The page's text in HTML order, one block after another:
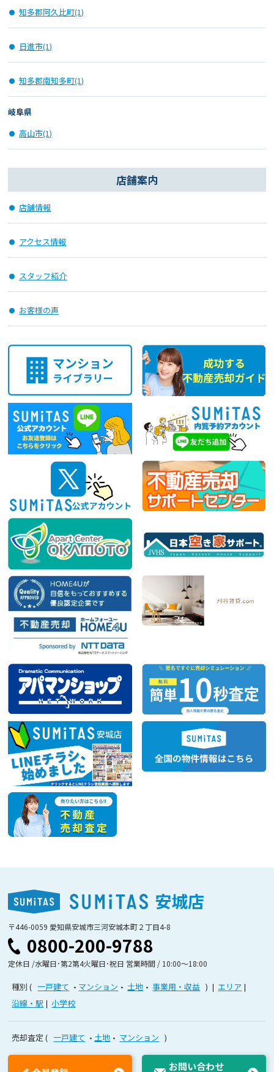
知多郡阿久比町(1)
日進市(1)
知多郡南知多町(1)
岐阜県
高山市(1)
店舗案内
店舗情報
アクセス情報
スタッフ紹介
お客様の声
安城店
〒446-0059 愛知県安城市三河安城本町２丁目4-8
0800-200-9788
定休日 /水曜日･第2第4火曜日･祝日 営業時間 / 10:00〜18:00
種別 一戸建て マンション 土地 事業用・収益
エリア
沿線・駅
小学校
売却査定 一戸建て 土地 マンション
お問い合わせ